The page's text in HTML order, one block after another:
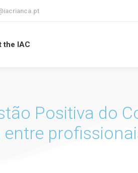
the IAC
Positiva do